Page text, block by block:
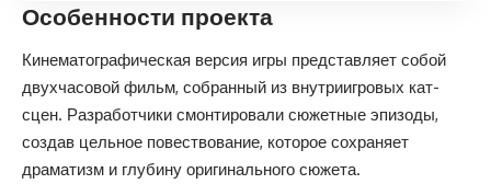
Особенности проекта
Кинематографическая версия игры представляет собой
двухчасовой фильм, собранный из внутриигровых кат-
сцен. Разработчики смонтировали сюжетные эпизоды,
создав цельное повествование, которое сохраняет
драматизм и глубину оригинального сюжета.